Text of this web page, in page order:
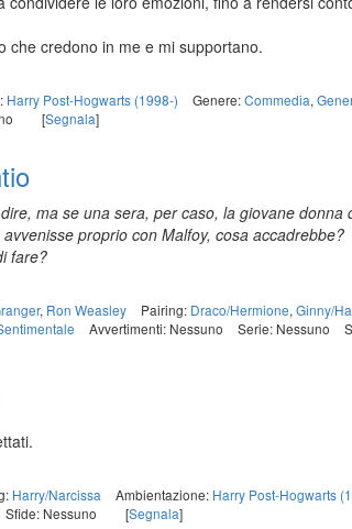
che credono in me e mi supportano.
Harry Post-Hogwarts (1998-) Genere:Commedia,
[Segnala]
ma se una sera, per caso, la giovane donna
proprio con Malfoy, cosa accadrebbe?
fare?
, Ron Weasley Pairing: Draco/Hermione, Ginny/
Avvertimenti: Nessuno Serie: Nessuno
Harry/Narcissa Ambientazione: Harry Post-Hogwarts
Sfide: Nessuno [Segnala]